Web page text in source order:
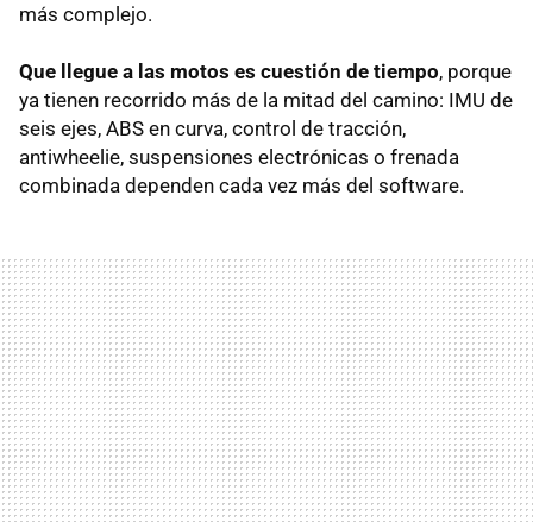
más complejo.
Que llegue a las motos es cuestión de tiempo, porque
ya tienen recorrido más de la mitad del camino: IMU de
seis ejes, ABS en curva, control de tracción,
antiwheelie, suspensiones electrónicas o frenada
combinada dependen cada vez más del software.